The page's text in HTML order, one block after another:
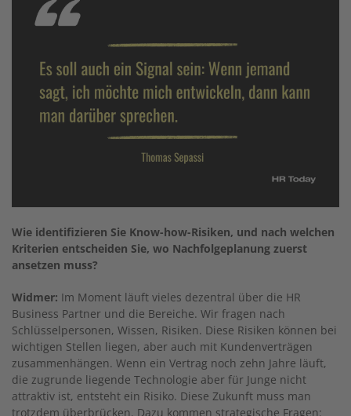
Wie identifizieren Sie Know-how-Risiken, und nach welchen
Kriterien entscheiden Sie, wo Nachfolgeplanung zuerst
ansetzen muss?
Widmer: Im Moment läuft vieles dezentral über die HR
Business Partner und die Bereiche. Wir fragen nach
Schlüsselpersonen, Wissen, Risiken. Diese Risiken können bei
wichtigen Stellen liegen, aber auch mit Kundenverträgen
zusammenhängen. Wenn ein Vertrag noch zehn Jahre läuft,
die zugrunde liegende Technologie aber für Junge nicht
attraktiv ist, entsteht ein Risiko. Diese Zukunft muss man
trotzdem überbrücken. Dazu kommen strategische Fragen: